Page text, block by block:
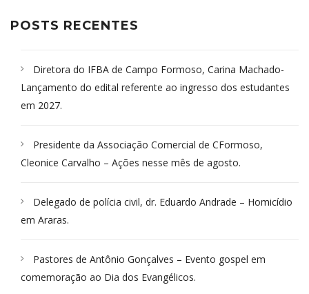
POSTS RECENTES
Diretora do IFBA de Campo Formoso, Carina Machado-
Lançamento do edital referente ao ingresso dos estudantes
em 2027.
Presidente da Associação Comercial de CFormoso,
Cleonice Carvalho – Ações nesse mês de agosto.
Delegado de polícia civil, dr. Eduardo Andrade – Homicídio
em Araras.
Pastores de Antônio Gonçalves – Evento gospel em
comemoração ao Dia dos Evangélicos.